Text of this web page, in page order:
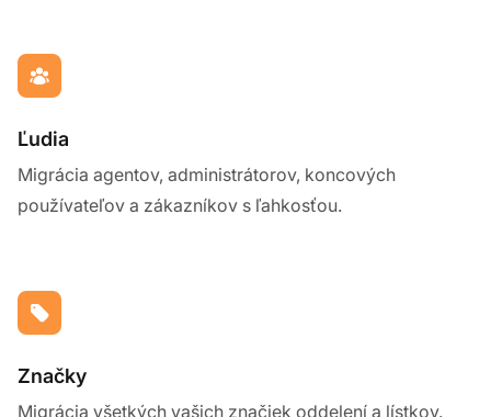
Ľudia
Migrácia agentov, administrátorov, koncových
používateľov a zákazníkov s ľahkosťou.
Značky
Migrácia všetkých vašich značiek oddelení a lístkov.